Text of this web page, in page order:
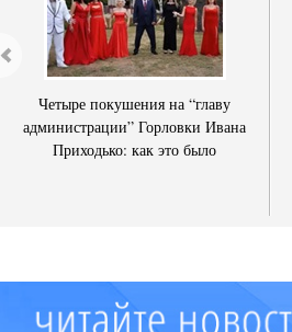
Четыре покушения на “главу
администрации” Горловки Ивана
Приходько: как это было